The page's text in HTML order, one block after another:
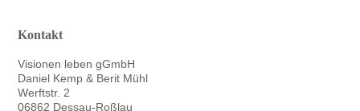
Kontakt
Visionen leben gGmbH
Daniel Kemp & Berit Mühl
Werftstr. 2
06862 Dessau-Roßlau